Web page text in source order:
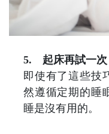
5.
起床再試一次
即使有了這些技
然遵循定期的睡
睡是沒有用的。